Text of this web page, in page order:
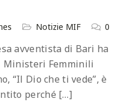
Notizie MIF 0
avventista di Bari ha
Ministeri Femminili
“Il Dio che ti vede”, è
perché […]